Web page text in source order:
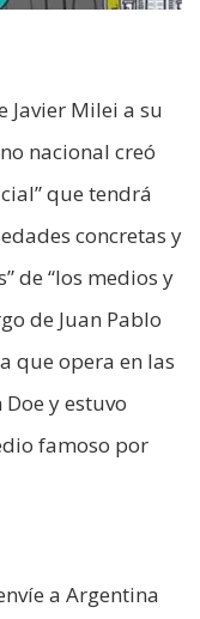
Javier Milei a su
nacional creó
que tendrá
concretas y
de “los medios y
de Juan Pablo
que opera en las
y estuvo
famoso por
a Argentina